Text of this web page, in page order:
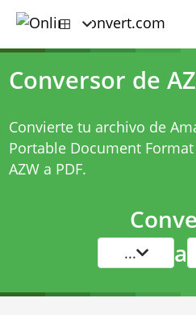
Conversor de
Convierte tu archivo de
Portable Document
AZW a PDF.
... a